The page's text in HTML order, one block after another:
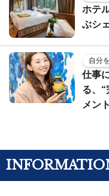
ホテ
ぶシ
自分
仕事
る、“
メント